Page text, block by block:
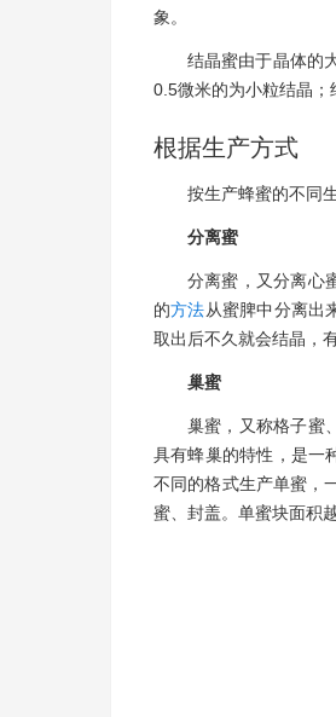
象。
结晶蜜由于晶体的
0.5微米的为小粒结晶；
根据生产方式
按生产蜂蜜的不同
分离蜜
分离蜜，又分离心
的方法从蜜脾中分离出
取出后不久就会结晶，
巢蜜
巢蜜，又称格子蜜
具有蜂巢的特性，是一
不同的格式生产单蜜，
蜜、封盖。单蜜块面积